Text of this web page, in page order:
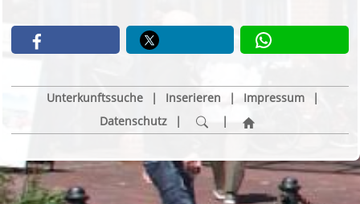
Unterkunftssuche | Inserieren | Impressum
|
Datenschutz
| |